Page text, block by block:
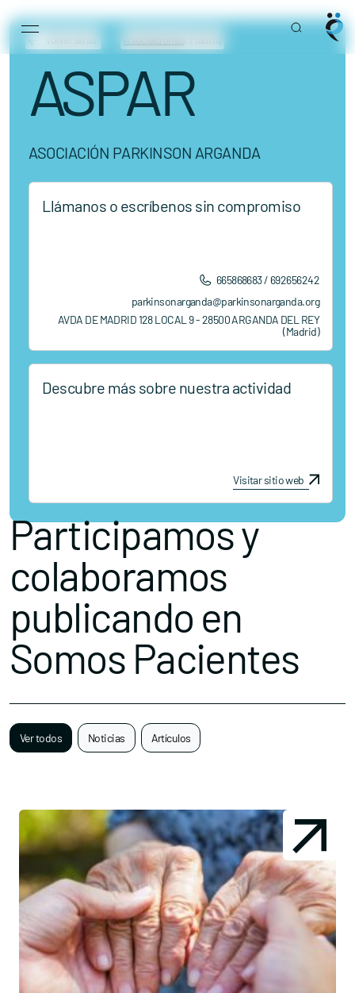
Main Navigation
ASPAR
ASOCIACIÓN PARKINSON ARGANDA
Llámanos o escríbenos sin compromiso
665868683 / 692656242
parkinsonarganda@parkinsonarganda.org
AVDA DE MADRID 128 LOCAL 9 - 28500 ARGANDA DEL REY
(Madrid)
Descubre más sobre nuestra actividad
Visitar sitio web
Participamos y
colaboramos
publicando en
Somos Pacientes
Ver todos Noticias Artículos